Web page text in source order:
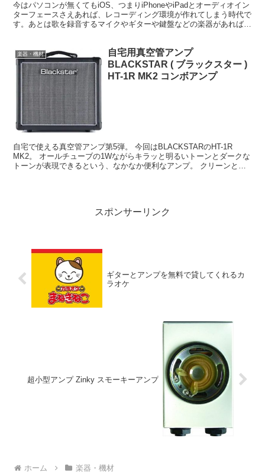
今はパソコンが無くてもiOS、つまりiPhoneやiPadとオーディオイン
ターフェースさえあれば、レコーディング環境が作れてしまう時代で
す。あとは歌を録音するマイクやギターや鍵盤などの楽器があればい
楽器・機材
自宅用真空管アンプ
BLACKSTAR ( ブラックスター )
HT-1R MK2 コンボアンプ
自宅で使える真空管アンプ第5弾。 今回はBLACKSTARのHT-1R
MK2。 オールチューブの1Wながらキラッと明るいトーンとダークな
トーンが表現できるという、なかなか便利なアンプ。 クリーンとオ
スポンサーリンク
ギターとアンプを無料で貸してくれるカ
ラオケ
超小型アンプ Zinky スモーキーアンプ
ホーム 楽器・機材